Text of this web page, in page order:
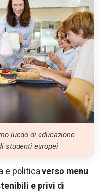
luogo di educazione
studenti europei
e politica verso menu
e privi di